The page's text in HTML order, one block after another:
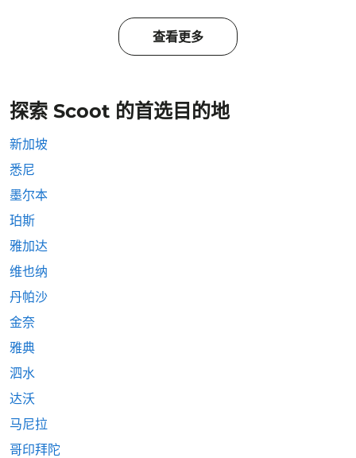
查看更多
探索 Scoot 的首选目的地
新加坡
悉尼
墨尔本
珀斯
雅加达
维也纳
丹帕沙
金奈
雅典
泗水
达沃
马尼拉
哥印拜陀